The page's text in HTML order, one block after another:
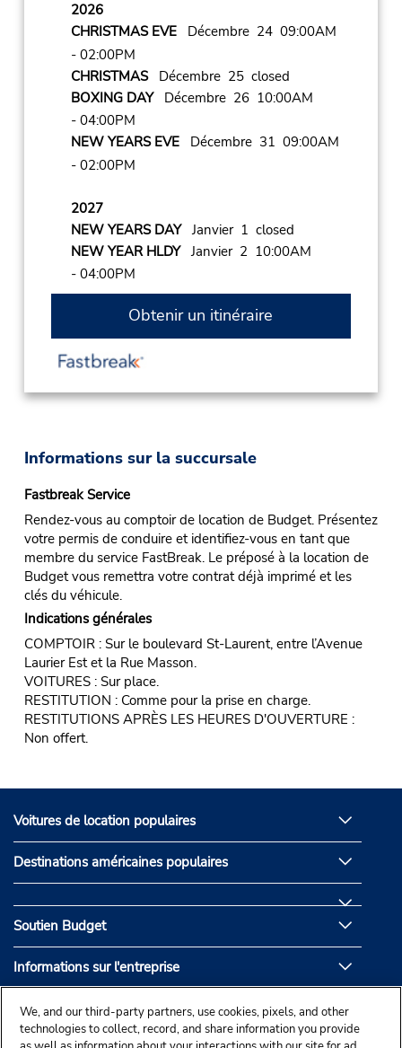
2026
CHRISTMAS EVEDécembre 24 09:00AM
- 02:00PM
CHRISTMASDécembre 25 closed
BOXING DAYDécembre 26 10:00AM
- 04:00PM
NEW YEARS EVEDécembre 31 09:00AM
- 02:00PM
2027
NEW YEARS DAYJanvier 1 closed
NEW YEAR HLDYJanvier 2 10:00AM
- 04:00PM
Obtenir un itinéraire
Informations sur la succursale
Fastbreak Service
Rendez-vous au comptoir de location de Budget. Présentez
votre permis de conduire et identifiez-vous en tant que
membre du service FastBreak. Le préposé à la location de
Budget vous remettra votre contrat déjà imprimé et les
clés du véhicule.
Indications générales
COMPTOIR : Sur le boulevard St-Laurent, entre l’Avenue
Laurier Est et la Rue Masson.
VOITURES : Sur place.
RESTITUTION : Comme pour la prise en charge.
RESTITUTIONS APRÈS LES HEURES D'OUVERTURE :
Non offert.
Voitures de location populaires
Destinations américaines populaires
Soutien Budget
Informations sur l'entreprise
Partenaires de Budget
We, and our third-party partners, use cookies, pixels, and other
technologies to collect, record, and share information you provide